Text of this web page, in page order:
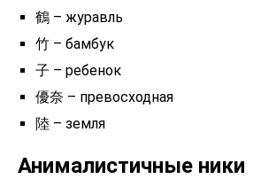
鶴 – журавль
竹 – бамбук
子 – ребенок
優奈 – превосходная
陸 – земля
Анималистичные ники